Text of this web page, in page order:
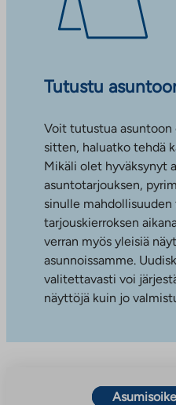
Tutustu
Voit tutustua asuntoon
sitten, haluatko tehdä
Mikäli olet hyväksynyt
asuntotarjouksen,
sinulle
tarjouskierroksen
verran myös yleisiä
asunnoissamme.
valitettavasti voi
näyttöjä kuin jo